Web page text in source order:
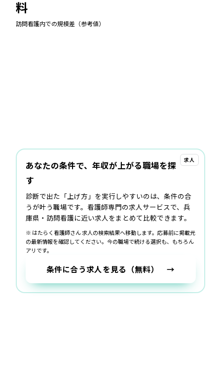
料
訪問看護内での規模差（参考値）
求人
あなたの条件で、年収が上がる職場を探
す
診断で出た「上げ方」を実行しやすいのは、条件の合
うが叶う職場です。看護師専門の求人サービスで、兵
庫県・訪問看護に近い求人をまとめて比較できます。
※ はたらく看護師さん 求人の検索結果へ移動します。応募前に掲載元
の最新情報を確認してください。 今の職場で続ける選択も、もちろん
アリです。
条件に合う求人を見る（無料） →